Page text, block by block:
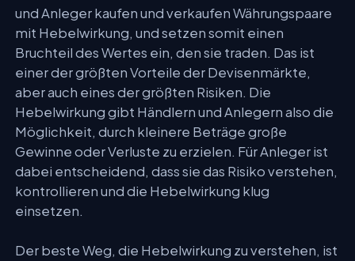
und Anleger kaufen und verkaufen Währungspaare
mit Hebelwirkung, und setzen somit einen
Bruchteil des Wertes ein, den sie traden. Das ist
einer der größten Vorteile der Devisenmärkte,
aber auch eines der größten Risiken. Die
Hebelwirkung gibt Händlern und Anlegern also die
Möglichkeit, durch kleinere Beträge große
Gewinne oder Verluste zu erzielen. Für Anleger ist
dabei entscheidend, dass sie das Risiko verstehen,
kontrollieren und die Hebelwirkung klug
einsetzen.
Der beste Weg, die Hebelwirkung zu verstehen, ist